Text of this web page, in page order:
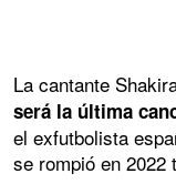
La cantante
será la última
el exfutbolista
se rompió en 2022